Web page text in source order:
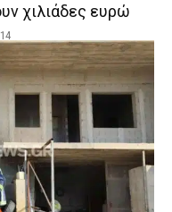
χιλιάδες ευρώ